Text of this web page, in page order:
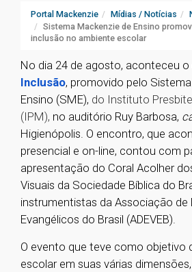
Portal Mackenzie Mídias / Notícias
Sistema Mackenzie de Ensino
inclusão no ambiente escolar
No dia 24 de agosto, aconteceu
Inclusão, promovido pelo
Ensino (SME), do Instituto
(IPM), no auditório Ruy Barbosa,
Higienópolis. O encontro, que
presencial e on-line, contou com
apresentação do Coral Acolher
Visuais da Sociedade Bíblica do
instrumentistas da Associação de
Evangélicos do Brasil (ADEVEB).
O evento que teve como objetivo
escolar em suas várias